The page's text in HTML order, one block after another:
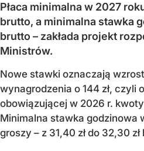
Płaca minimalna w 2027
brutto, a minimalna stawka
brutto – zakłada projekt
Ministrów.
Nowe stawki oznaczają
wynagrodzenia o 144 zł, czyli
obowiązującej w 2026 r.
Minimalna stawka godzinowa
groszy – z 31,40 zł do 32,30